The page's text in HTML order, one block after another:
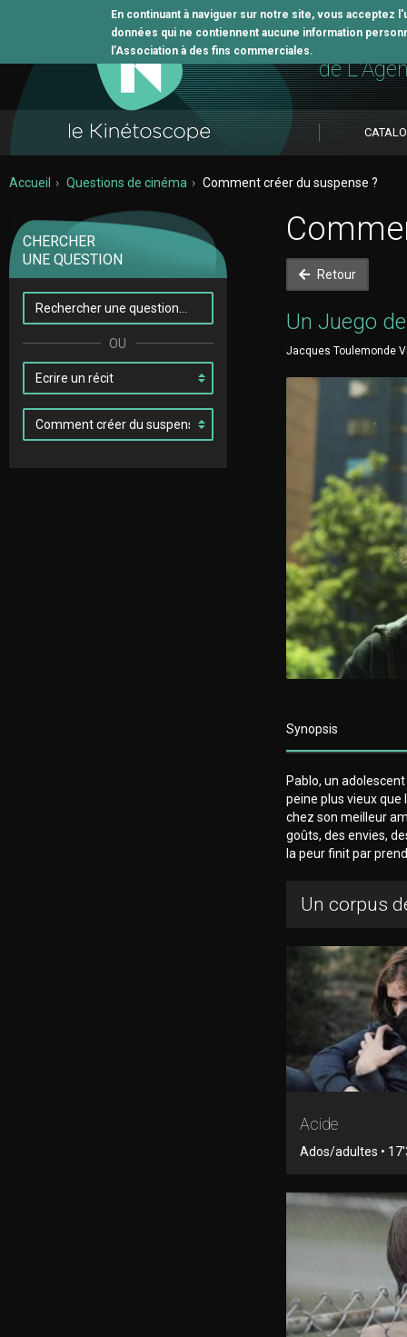
En continuant à naviguer sur notre site, vous
données qui ne contiennent aucune information
l’Association à des fins commerciales. L'outil
de
Accueil Questions de cinéma Comment créer du suspense ?
CHERCHER
UNE QUESTION
Retour
Un Juego
Jacques Toulemonde
Synopsis
Pablo, un
peine plus vieux que
chez son meilleur
goûts, des envies,
la peur finit par
Un corpus
Acide
Ados/adultes •